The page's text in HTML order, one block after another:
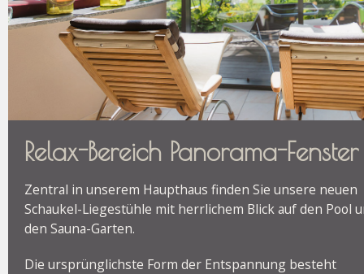
Relax-Bereich Panorama-Fenster
Zentral in unserem Haupthaus finden Sie unsere neuen
Schaukel-Liegestühle mit herrlichem Blick auf den Pool
den Sauna-Garten.
Die ursprünglichste Form der Entspannung besteht